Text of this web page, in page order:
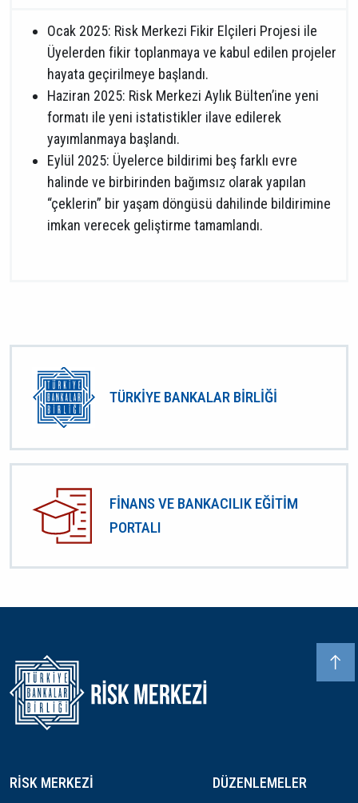
Ocak 2025: Risk Merkezi Fikir Elçileri Projesi ile
Üyelerden fikir toplanmaya ve kabul edilen projeler
hayata geçirilmeye başlandı.
Haziran 2025: Risk Merkezi Aylık Bülten’ine yeni
formatı ile yeni istatistikler ilave edilerek
yayımlanmaya başlandı.
Eylül 2025: Üyelerce bildirimi beş farklı evre
halinde ve birbirinden bağımsız olarak yapılan
“çeklerin” bir yaşam döngüsü dahilinde bildirimine
imkan verecek geliştirme tamamlandı.
TÜRKİYE BANKALAR BİRLİĞİ
FİNANS VE BANKACILIK EĞİTİM
PORTALI
Dipnot
RISK MERKEZI DÜZENLEMELER